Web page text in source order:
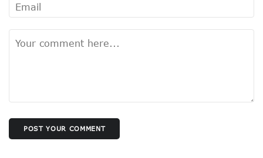
योगी बनाएंगे रविकिशन को बाबा !
विधानसभा में पाकिस्तानी-पाकिस्तानी की गूंज !
नेपाल–बांग्लादेश के चलते टेंशन में भारत !
धर्म के इर्द-गिर्द आमने-सामने की सियासत
बीजेपी के नए सियासी प्रयोग की ‘रेखा’
POST YOUR COMMENT